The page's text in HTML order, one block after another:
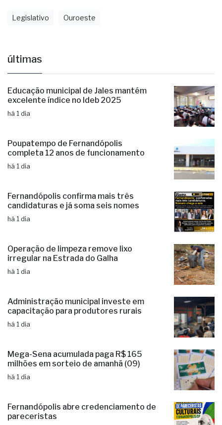
Legislativo Ouroeste
últimas
Educação municipal de Jales mantém
excelente índice no Ideb 2025
há 1 dia
Poupatempo de Fernandópolis
completa 12 anos de funcionamento
há 1 dia
Fernandópolis confirma mais três
candidaturas e já soma seis nomes
há 1 dia
Operação de limpeza remove lixo
irregular na Estrada do Galha
há 1 dia
Administração municipal investe em
capacitação para produtores rurais
há 1 dia
Mega-Sena acumulada paga R$ 165
milhões em sorteio de amanhã (09)
há 1 dia
Fernandópolis abre credenciamento de
pareceristas